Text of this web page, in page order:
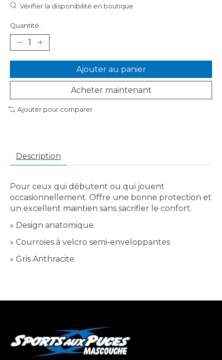
Vérifier la disponibilité en boutique
Quantité :
Ajouter au panier
Acheter maintenant
Ajouter pour comparer
Description
Pour ceux qui débutent ou qui jouent
occasionnellement. Offre une bonne protection et
un excellent maintien sans sacrifier le confort.
» Design anatomique
» Courroies à velcro semi-enveloppantes
» Gris Anthracite